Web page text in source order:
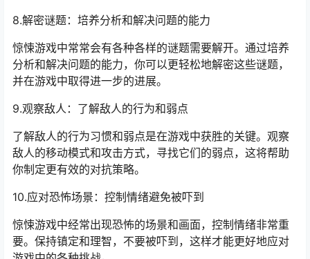
8.解密谜题：培养分析和解决问题的能力
惊悚游戏中常常会有各种各样的谜题需要解开。通过培养
分析和解决问题的能力，你可以更轻松地解密这些谜题，
并在游戏中取得进一步的进展。
9.观察敌人：了解敌人的行为和弱点
了解敌人的行为习惯和弱点是在游戏中获胜的关键。观察
敌人的移动模式和攻击方式，寻找它们的弱点，这将帮助
你制定更有效的对抗策略。
10.应对恐怖场景：控制情绪避免被吓到
惊悚游戏中经常出现恐怖的场景和画面，控制情绪非常重
要。保持镇定和理智，不要被吓到，这样才能更好地应对